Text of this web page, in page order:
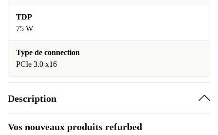
TDP
75 W
Type de connection
PCIe 3.0 x16
Description
Vos nouveaux produits refurbed